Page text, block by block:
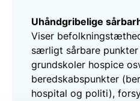
Uhåndgribelige
Viser
særligt sårbare
grundskoler hospice
beredskabspunkter
hospital og politi),